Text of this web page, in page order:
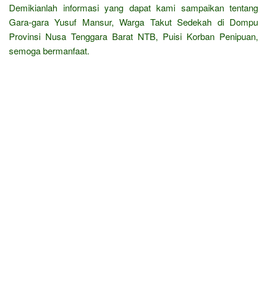
Demikianlah informasi yang dapat kami sampaikan tentang
Gara-gara Yusuf Mansur, Warga Takut Sedekah di Dompu
Provinsi Nusa Tenggara Barat NTB, Puisi Korban Penipuan,
semoga bermanfaat.